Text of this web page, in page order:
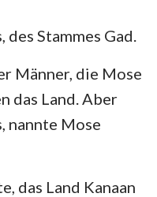
Stammes Gad.
Männer, die Mose
das Land. Aber
nannte Mose
das Land Kanaan